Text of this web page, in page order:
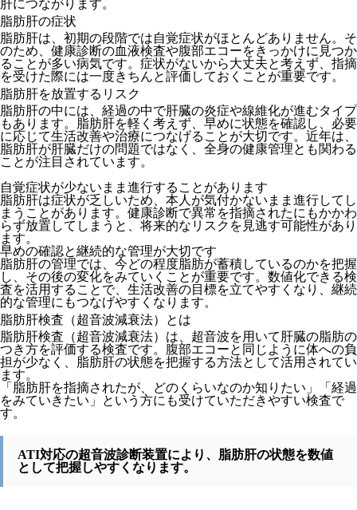
肝につながります。
脂肪肝の症状
脂肪肝は、初期の段階では自覚症状がほとんどありません。そ
のため、健康診断の血液検査や腹部エコーをきっかけに見つか
ることが多い病気です。症状がないから大丈夫と考えず、指摘
を受けた際には一度きちんと評価しておくことが重要です。
脂肪肝を放置するリスク
脂肪肝の中には、経過の中で肝臓の炎症や線維化が進むタイプ
もあります。脂肪肝を軽く考えず、早めに状態を確認し、必要
に応じて生活改善や治療につなげることが大切です。近年は、
脂肪肝が肝臓だけの問題ではなく、全身の健康管理とも関わる
ことが注目されています。
自覚症状が少ないまま進行することがあります
脂肪肝は症状が乏しいため、本人が気付かないまま進行してし
まうことがあります。健康診断で異常を指摘されたにもかかわ
らず放置してしまうと、将来的なリスクを見逃す可能性があり
ます。
早めの確認と継続的な管理が大切です
脂肪肝の管理では、今どの程度脂肪が蓄積しているのかを把握
し、その後の変化をみていくことが重要です。数値化できる検
査を活用することで、生活改善の目標を立てやすくなり、継続
的な管理にもつなげやすくなります。
脂肪肝検査（超音波減衰法）とは
脂肪肝検査（超音波減衰法）は、超音波を用いて肝臓の脂肪の
つき方を評価する検査です。腹部エコーと同じように体への負
担が少なく、脂肪肝の状態を把握する方法として活用されてい
ます。
「脂肪肝を指摘されたが、どのくらいなのか知りたい」「経過
をみていきたい」という方にも受けていただきやすい検査で
す。
ATI対応の超音波診断装置により、脂肪肝の状態を数値
として把握しやすくなります。